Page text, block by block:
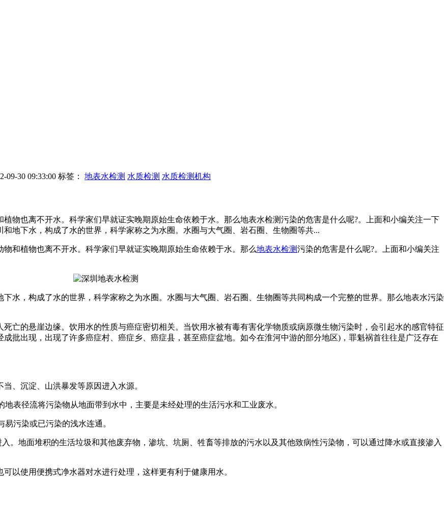
09-30 09:33:00 标签： 地表水检测 水质检测 水质检测机构
物也离不开水。科学家们早就证实晚期原始生命依赖于水。那么地表水检测污染的危害是什么呢?。上面和小编关注一下
下水，构成了水的世界，科学家称之为水圈。水圈与大气圈、岩石圈、生物圈等共...
植物也离不开水。科学家们早就证实晚期原始生命依赖于水。那么地表水检测污染的危害是什么呢?。上面和小编关注
，构成了水的世界，科学家称之为水圈。水圈与大气圈、岩石圈、生物圈等共同构成一个完整的世界。那么地表水污染
的悬崖边缘。饮用水的性质与癌症密切相关。当饮用水被有毒有害化学物质或病原微生物污染时，会引起水的感官特征
批出现，出现了许多癌症村、癌症乡、癌症县，甚至癌症盆地。如今在淮河中游的部分地区)，罪魁祸首往往是广泛存在
沉淀、山洪暴发等原因进入水源。
径流将污染物从地面带到水中，主要是未经处理的生活污水和工业废水。
污染或已污染的浅水连通。
地面堆积的生活垃圾和其他废弃物，渗坑、坑厕、牲畜等排放的污水以及其他致病性污染物，可以通过降水或直接渗入
可以使用便携式净水器对水进行处理，这样更有利于健康用水。